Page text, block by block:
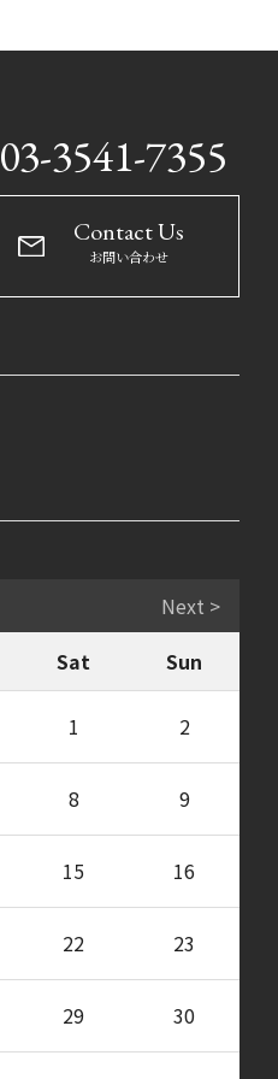
03-3541-7355
Contact Us
お問い合わせ
Next >
Sat Sun
1 2
8 9
15 16
22 23
29 30